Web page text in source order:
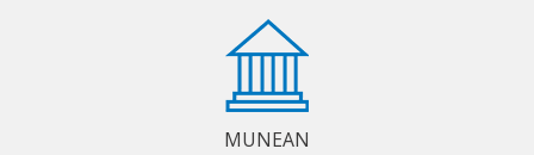
MUNEAN